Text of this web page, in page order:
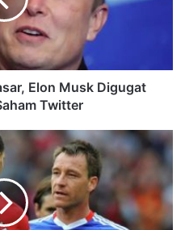
Elon Musk Digugat
Twitter